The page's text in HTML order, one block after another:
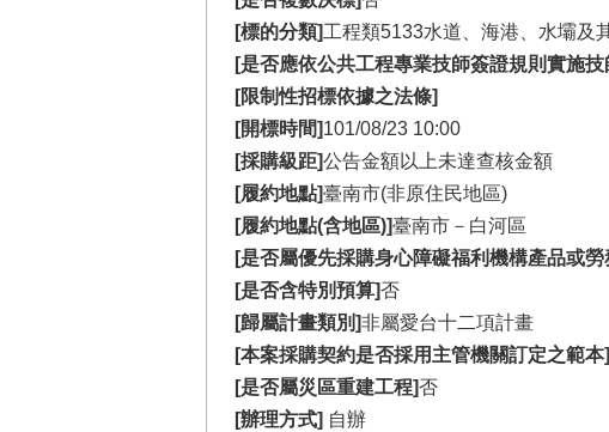
[標的分類]工程類5133水道、海港、水壩及
[是否應依公共工程專業技師簽證規則實施技
[限制性招標依據之法條]
[開標時間]101/08/23 10:00
[採購級距]公告金額以上未達查核金額
[履約地點]臺南市(非原住民地區)
[履約地點(含地區)]臺南市－白河區
[是否屬優先採購身心障礙福利機構產品或勞
[是否含特別預算]否
[歸屬計畫類別]非屬愛台十二項計畫
[本案採購契約是否採用主管機關訂定之範本]
[是否屬災區重建工程]否
[辦理方式] 自辦